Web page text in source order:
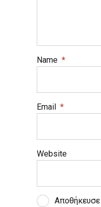
Name *
Email *
Website